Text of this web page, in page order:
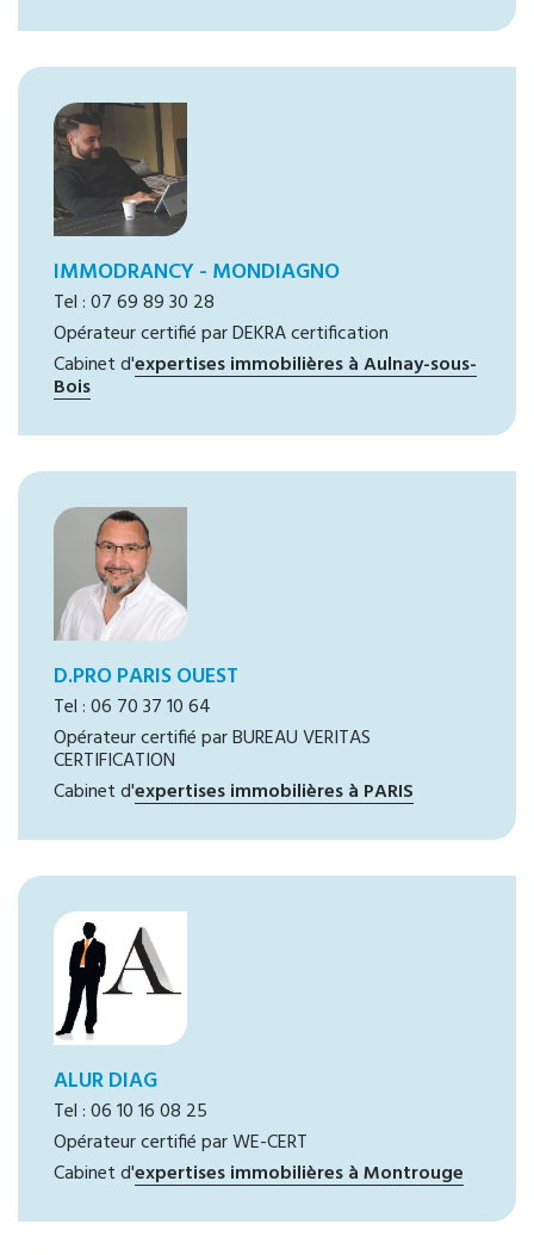
IMMODRANCY - MONDIAGNO
Tel : 07 69 89 30 28
Opérateur certifié par DEKRA certification
Cabinet d'expertises immobilières à Aulnay-sous-
Bois
D.PRO PARIS OUEST
Tel : 06 70 37 10 64
Opérateur certifié par BUREAU VERITAS
CERTIFICATION
Cabinet d'expertises immobilières à PARIS
ALUR DIAG
Tel : 06 10 16 08 25
Opérateur certifié par WE-CERT
Cabinet d'expertises immobilières à Montrouge